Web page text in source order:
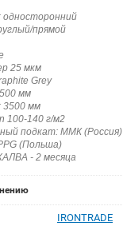
прямой
25 мкм
Grey
мм
3500 мм
100-140 г/м2
подкат: ММК (Россия)
(Польша)
- 2 месяца
IRONTRADE